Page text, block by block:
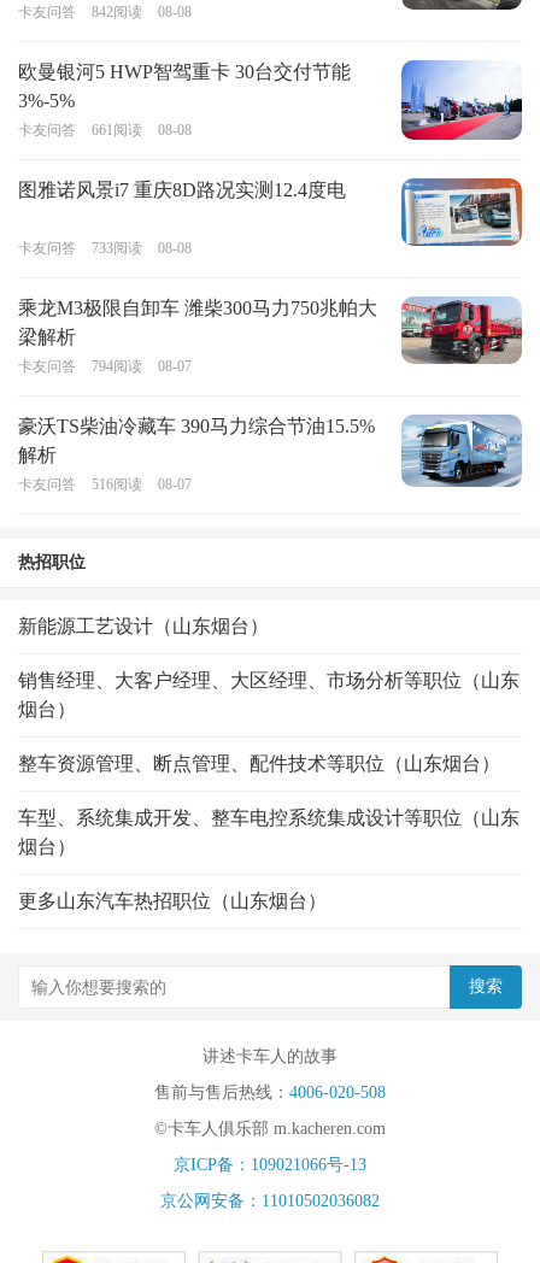
卡友问答 842阅读 08-08
欧曼银河5 HWP智驾重卡 30台交付节能
3%-5%
卡友问答 661 阅读 08-08
图雅诺风景i7 重庆8D路况实测12.4度电
卡友问答 733阅读 08-08
乘龙M3极限自卸车 潍柴300马力750兆帕大
梁解析
卡友问答 794阅读 08-07
豪沃TS柴油冷藏车 390马力综合节油15.5%
解析
卡友问答 516阅读 08-07
热招职位
新能源工艺设计（山东烟台）
销售经理、大客户经理、大区经理、市场分析等职位（山东
烟台）
整车资源管理、断点管理、配件技术等职位（山东烟台）
车型、系统集成开发、整车电控系统集成设计等职位（山东
烟台）
更多山东汽车热招职位（山东烟台）
讲述卡车人的故事
售前与售后热线： 4006-020-508
©卡车人俱乐部 m.kacheren.com
京ICP备：109021066号-13
京公网安备：11010502036082